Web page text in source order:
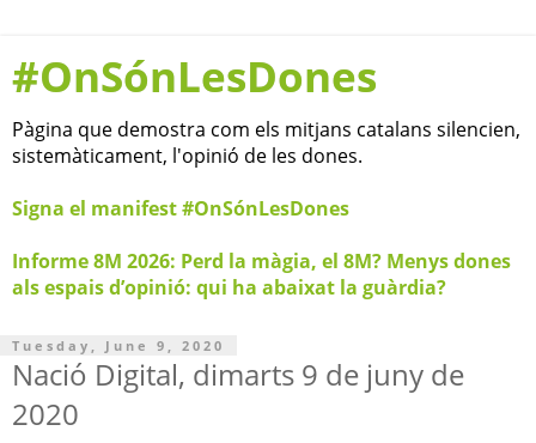
#OnSónLesDones
Pàgina que demostra com els mitjans catalans silencien,
sistemàticament, l'opinió de les dones.
Signa el manifest #OnSónLesDones
Informe 8M 2026: Perd la màgia, el 8M? Menys dones
als espais d’opinió: qui ha abaixat la guàrdia?
Tuesday, June 9, 2020
Nació Digital, dimarts 9 de juny de
2020